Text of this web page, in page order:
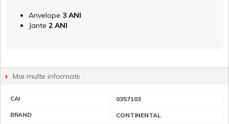
Anvelope 3 ANI
Jante 2 ANI
Mai multe informatii
CAI 0357103
BRAND CONTINENTAL